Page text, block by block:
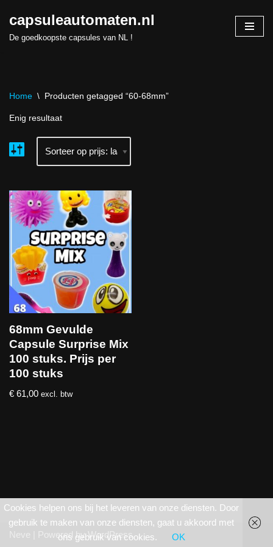
Skip
capsuleautomaten.nl
De goedkoopste capsules van NL !
Home \ Producten getagged “60-68mm”
Enig resultaat
68mm Gevulde
Capsule Surprise Mix
100 stuks. Prijs per
100 stuks
€ 61,00 excl. btw
Neve | Powered byWordPress
Cookies helpen ons bij het leveren van onze diensten. Door
gebruik te maken van onze diensten, gaat u akkoord met
ons gebruik van cookies.
OK